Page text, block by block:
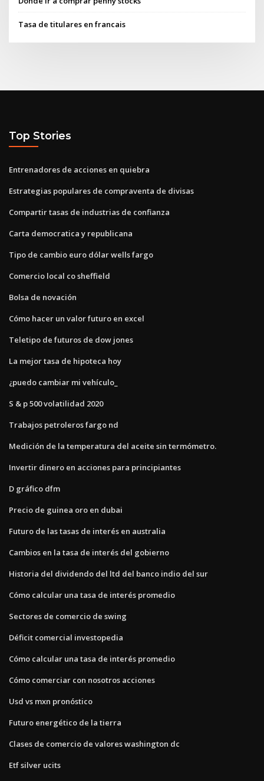
Tasa de titulares en francais
Top Stories
Entrenadores de acciones en quiebra
Estrategias populares de compraventa de divisas
Compartir tasas de industrias de confianza
Carta democratica y republicana
Tipo de cambio euro dólar wells fargo
Comercio local co sheffield
Bolsa de novación
Cómo hacer un valor futuro en excel
Teletipo de futuros de dow jones
La mejor tasa de hipoteca hoy
¿puedo cambiar mi vehículo_
S & p 500 volatilidad 2020
Trabajos petroleros fargo nd
Medición de la temperatura del aceite sin termómetro.
Invertir dinero en acciones para principiantes
D gráfico dfm
Precio de guinea oro en dubai
Futuro de las tasas de interés en australia
Cambios en la tasa de interés del gobierno
Historia del dividendo del ltd del banco indio del sur
Cómo calcular una tasa de interés promedio
Sectores de comercio de swing
Déficit comercial investopedia
Cómo calcular una tasa de interés promedio
Cómo comerciar con nosotros acciones
Usd vs mxn pronóstico
Futuro energético de la tierra
Clases de comercio de valores washington dc
Etf silver ucits